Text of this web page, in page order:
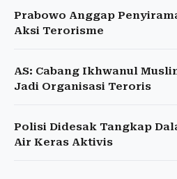
Prabowo Anggap
Aksi Terorisme
AS: Cabang Ikhwanul
Jadi Organisasi Teroris
Polisi Didesak Tangkap
Air Keras Aktivis